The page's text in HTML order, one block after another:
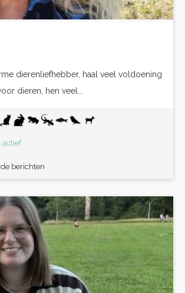
dierenliefhebber, haal veel voldoening
dieren, hen veel...
actief
berichten